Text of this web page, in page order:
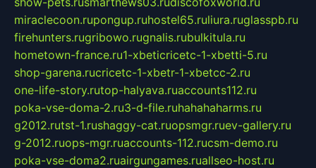
miraclecoon.rupongup.ruhostel65.ruliura.ruglasspb.ru
firehunters.rugribowo.rugnalis.rubulkitula.ru
hometown-france.ru1-xbeticricetc-1-xbetti-5.ru
shop-garena.rucricetc-1-xbetr-1-xbetcc-2.ru
one-life-story.rutop-halyava.ruaccounts112.ru
poka-vse-doma-2.ru3-d-file.ruhahahaharms.ru
g2012.rutst-1.rushaggy-cat.ruopsmgr.ruev-gallery.ru
g-2012.ruops-mgr.ruaccounts-112.rucsm-demo.ru
poka-vse-doma2.ruairgungames.ruallseo-host.ru